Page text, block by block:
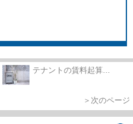
テナントの賃料起算...
＞次のページ